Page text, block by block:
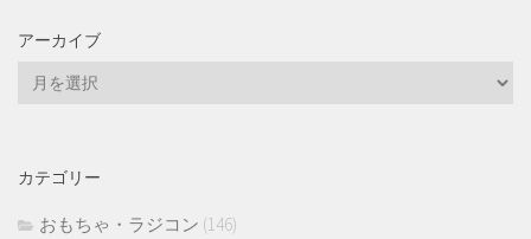
アーカイブ
ブ
カテゴリー
おもちゃ・ラジコン (146)